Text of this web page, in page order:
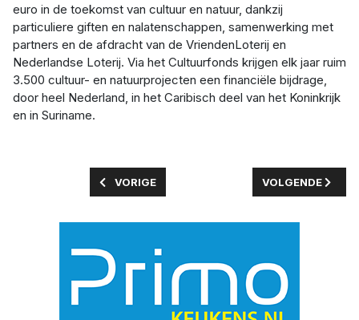
euro in de toekomst van cultuur en natuur, dankzij
particuliere giften en nalatenschappen, samenwerking met
partners en de afdracht van de VriendenLoterij en
Nederlandse Loterij. Via het Cultuurfonds krijgen elk jaar ruim
3.500 cultuur- en natuurprojecten een financiële bijdrage,
door heel Nederland, in het Caribisch deel van het Koninkrijk
en in Suriname.
VORIG ARTIKEL: ONLINE
VORIGE VOLGENDE
VOLGENDE